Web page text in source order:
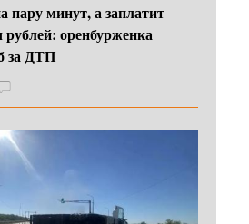
пару минут, а заплатит
оренбурженка
за ДТП